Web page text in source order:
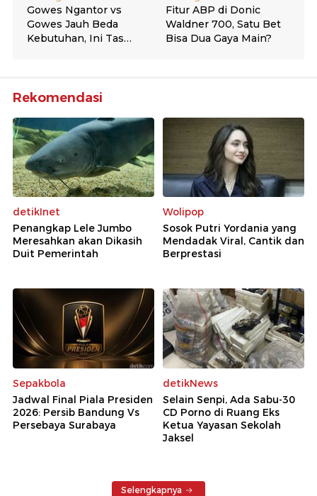
Rekomendasi
detikInet
Penangkap Lele Jumbo
Meresahkan akan Dikasih
Duit Pemerintah
Wolipop
Sosok Putri Yordania yang
Mendadak Viral, Cantik dan
Berprestasi
Sepakbola
Jadwal Final Piala Presiden
2026: Persib Bandung Vs
Persebaya Surabaya
detikNews
Selain Senpi, Ada Sabu-30
CD Porno di Ruang Eks
Ketua Yayasan Sekolah
Jaksel
Selengkapnya